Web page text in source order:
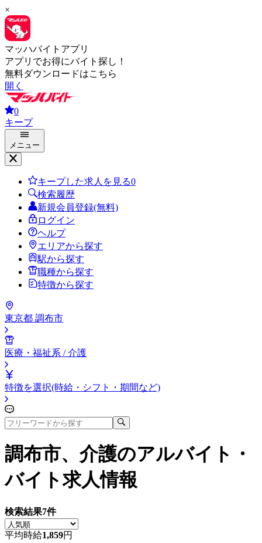
×
マッハバイトアプリ
アプリでお得にバイト探し！
無料ダウンロードはこちら
開く
0
キープ
メニュー
キープした求人を見る0
検索履歴
新規会員登録(無料)
ログイン
ヘルプ
エリアから探す
駅から探す
職種から探す
特徴から探す
東京都 調布市
医療・福祉系 / 介護
特徴を選択(時給・シフト・期間など)
調布市、介護のアルバイト・
バイト求人情報
検索結果7件
平均時給1,859円